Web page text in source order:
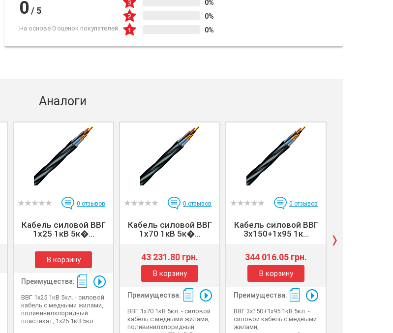
0 / 5
На основе 0 оценок покупателей
0%
0%
0%
Аналоги
0 отзывов
Кабель силовой ВВГ
1x25 1кВ 5к�...
В корзину
Преимущества:
ВВГ 1x25 1кВ 5кл. - силовой
кабель с медными жилами,
поливинилхлоридный
пластикат, 1x25 1кВ 5кл
0 отзывов
Кабель силовой ВВГ
1x70 1кВ 5к�...
43 231.80 грн.
В корзину
Преимущества:
ВВГ 1x70 1кВ 5кл. - силовой
кабель с медными жилами,
поливинилхлоридный
0 отзывов
Кабель силовой ВВГ
3x150+1х95 1к...
344 016.05 грн.
В корзину
Преимущества:
ВВГ 3x150+1х95 1кВ 5кл. -
силовой кабель с медными
жилами,